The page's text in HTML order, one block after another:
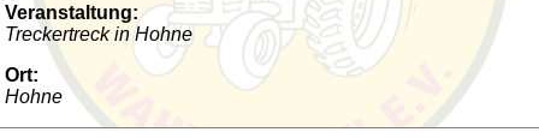
Veranstaltung:
Treckertreck in Hohne
Ort:
Hohne